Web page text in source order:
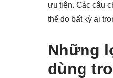
ưu tiên. Các câu
thể do bất kỳ ai
Những
dùng